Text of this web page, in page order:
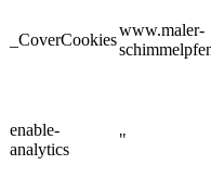
_CoverCookies
www.maler-
enable-
analytics
"